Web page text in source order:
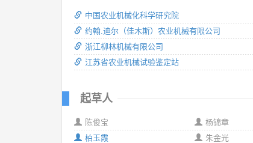
中国农业机械化科学研究院
约翰.迪尔（佳木斯）农业机械有限公司
浙江柳林机械有限公司
江苏省农业机械试验鉴定站
起草人
陈俊宝
杨锦章
柏玉霞
朱金光